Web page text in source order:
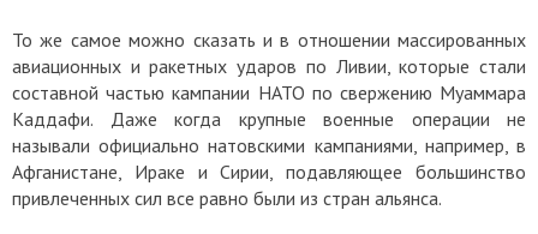
То же самое можно сказать и в отношении массированных
авиационных и ракетных ударов по Ливии, которые стали
составной частью кампании НАТО по свержению Муаммара
Каддафи. Даже когда крупные военные операции не
называли официально натовскими кампаниями, например, в
Афганистане, Ираке и Сирии, подавляющее большинство
привлеченных сил все равно были из стран альянса.